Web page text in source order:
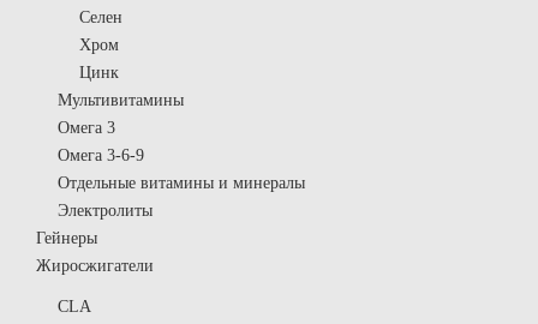
Селен
Хром
Цинк
Мультивитамины
Омега 3
Омега 3-6-9
Отдельные витамины и минералы
Электролиты
Гейнеры
Жиросжигатели
CLA